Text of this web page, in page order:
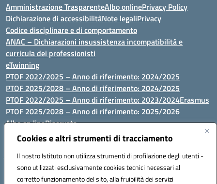
Cookies e altri strumenti di tracciamento
Il nostro Istituto non utilizza strumenti di profilazione degli utenti -
sono utilizzati esclusivamente cookies tecnici necessari al
corretto funzionamento del sito, alla fruibilità dei servizi
Amministrazione TrasparenteAlbo onlinePrivacy Policy
Dichiarazione di accessibilitàNote legaliPrivacy
Codice disciplinare e di comportamento
ANAC – Dichiarazioni insussistenza incompatibilità e
curricula dei professionisti
eTwinning
PTOF 2022/2025 – Anno di riferimento: 2024/2025
PTOF 2025/2028 – Anno di riferimento: 2024/2025
PTOF 2022/2025 – Anno di riferimento: 2023/2024Erasmus
PTOF 2025/2028 – Anno di riferimento: 2025/2026
Albo on lineRiservata
P.N. Dotazione di attrezzature per le palestre
Via Luna e Sole, 44 07100, Sassari - Tel 079293287 - Fax 0793764116